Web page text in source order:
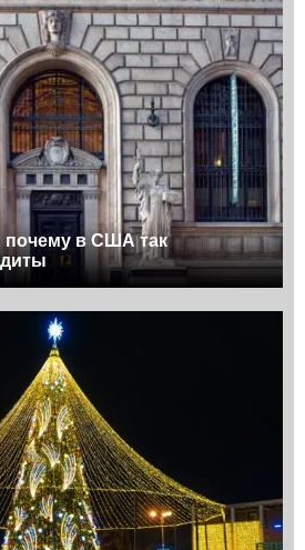
в США так